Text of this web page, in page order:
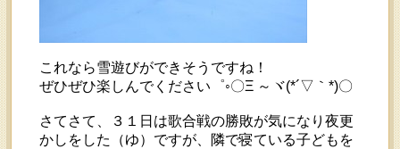
これなら雪遊びができそうですね！
ぜひぜひ楽しんでください゜◦〇Ξ ～ヾ(*´▽｀*)〇
さてさて、３１日は歌合戦の勝敗が気になり夜更
かしをした（ゆ）ですが、隣で寝ている子どもを